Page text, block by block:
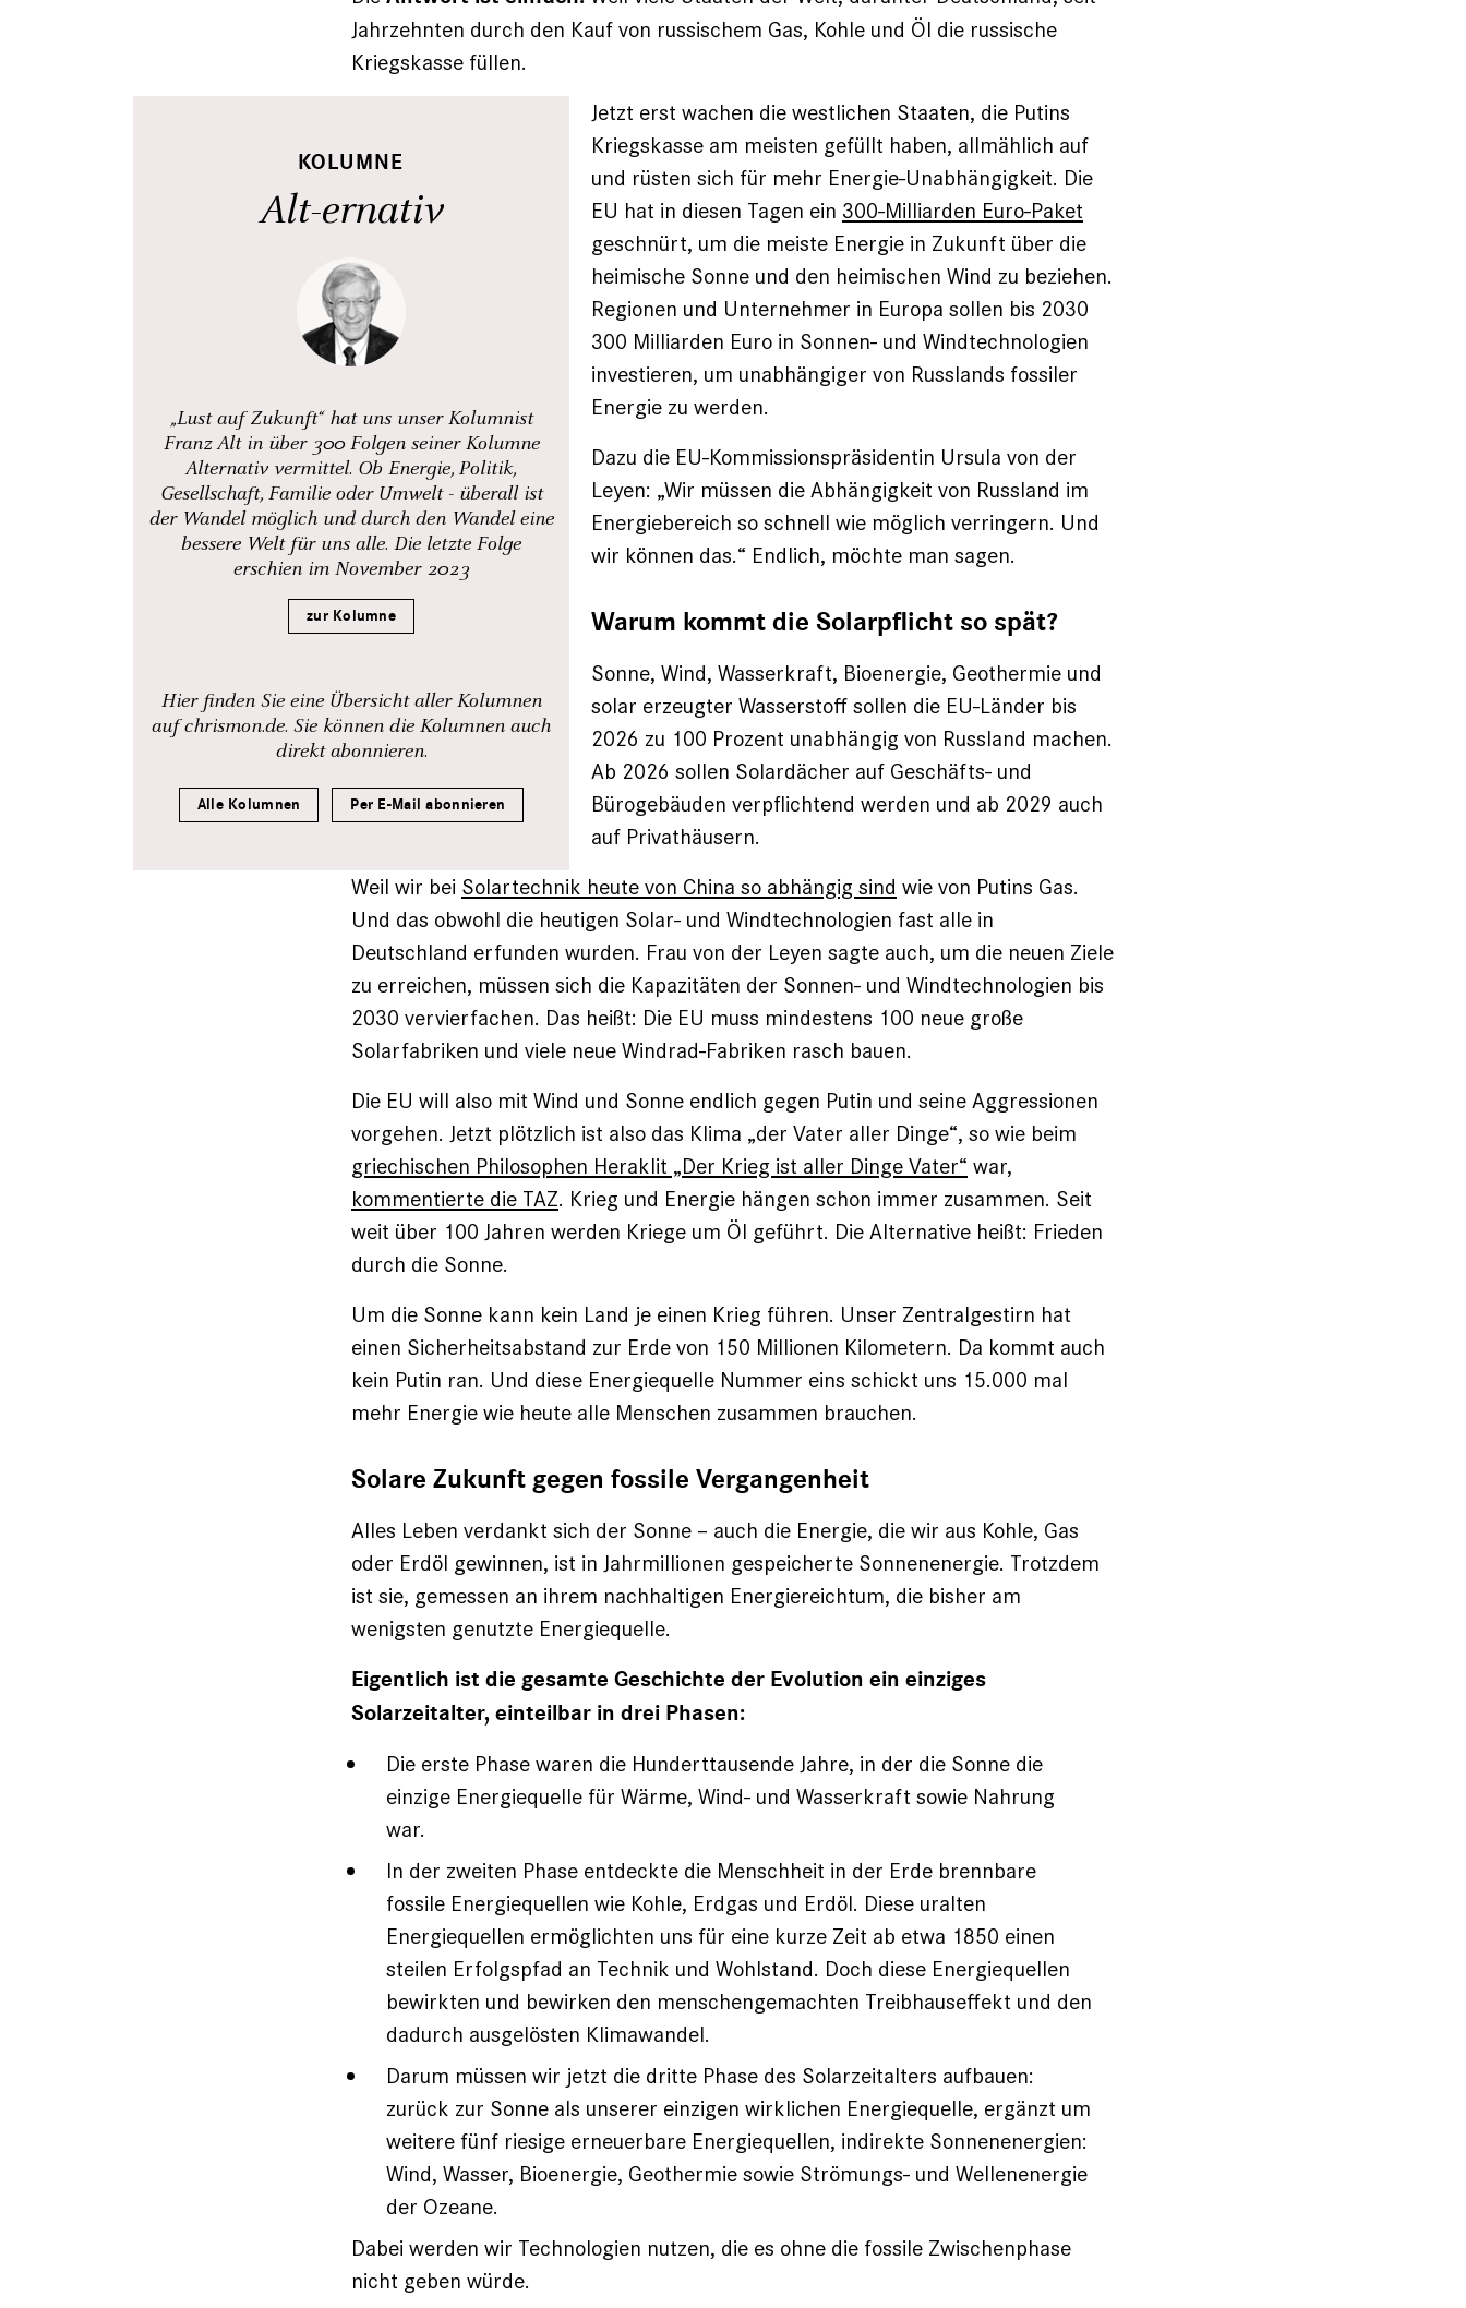
Jahrzehnten durch den Kauf von russischem Gas, Kohle und Öl die russische
Kriegskasse füllen.
KOLUMNE
Alt-ernativ
„Lust auf Zukunft“ hat uns unser Kolumnist
Franz Alt in über 300 Folgen seiner Kolumne
Alternativ vermittel. Ob Energie, Politik,
Gesellschaft, Familie oder Umwelt - überall ist
der Wandel möglich und durch den Wandel eine
bessere Welt für uns alle. Die letzte Folge
erschien im November 2023
zur Kolumne
Hier finden Sie eine Übersicht aller Kolumnen
auf chrismon.de. Sie können die Kolumnen auch
direkt abonnieren.
Alle Kolumnen Per E-Mail abonnieren
Jetzt erst wachen die westlichen Staaten, die Putins
Kriegskasse am meisten gefüllt haben, allmählich auf
und rüsten sich für mehr Energie-Unabhängigkeit. Die
EU hat in diesen Tagen ein 300-Milliarden Euro-Paket
geschnürt, um die meiste Energie in Zukunft über die
heimische Sonne und den heimischen Wind zu beziehen.
Regionen und Unternehmer in Europa sollen bis 2030
300 Milliarden Euro in Sonnen- und Windtechnologien
investieren, um unabhängiger von Russlands fossiler
Energie zu werden.
Dazu die EU-Kommissionspräsidentin Ursula von der
Leyen: „Wir müssen die Abhängigkeit von Russland im
Energiebereich so schnell wie möglich verringern. Und
wir können das.“ Endlich, möchte man sagen.
Warum kommt die Solarpflicht so spät?
Sonne, Wind, Wasserkraft, Bioenergie, Geothermie und
solar erzeugter Wasserstoff sollen die EU-Länder bis
2026 zu 100 Prozent unabhängig von Russland machen.
Ab 2026 sollen Solardächer auf Geschäfts- und
Bürogebäuden verpflichtend werden und ab 2029 auch
auf Privathäusern.
Weil wir bei Solartechnik heute von China so abhängig sind wie von Putins Gas.
Und das obwohl die heutigen Solar- und Windtechnologien fast alle in
Deutschland erfunden wurden. Frau von der Leyen sagte auch, um die neuen Ziele
zu erreichen, müssen sich die Kapazitäten der Sonnen- und Windtechnologien bis
2030 vervierfachen. Das heißt: Die EU muss mindestens 100 neue große
Solarfabriken und viele neue Windrad-Fabriken rasch bauen.
Die EU will also mit Wind und Sonne endlich gegen Putin und seine Aggressionen
vorgehen. Jetzt plötzlich ist also das Klima „der Vater aller Dinge“, so wie beim
griechischen Philosophen Heraklit „Der Krieg ist aller Dinge Vater“ war,
kommentierte die TAZ. Krieg und Energie hängen schon immer zusammen. Seit
weit über 100 Jahren werden Kriege um Öl geführt. Die Alternative heißt: Frieden
durch die Sonne.
Um die Sonne kann kein Land je einen Krieg führen. Unser Zentralgestirn hat
einen Sicherheitsabstand zur Erde von 150 Millionen Kilometern. Da kommt auch
kein Putin ran. Und diese Energiequelle Nummer eins schickt uns 15.000 mal
mehr Energie wie heute alle Menschen zusammen brauchen.
Solare Zukunft gegen fossile Vergangenheit
Alles Leben verdankt sich der Sonne – auch die Energie, die wir aus Kohle, Gas
oder Erdöl gewinnen, ist in Jahrmillionen gespeicherte Sonnenenergie. Trotzdem
ist sie, gemessen an ihrem nachhaltigen Energiereichtum, die bisher am
wenigsten genutzte Energiequelle.
Eigentlich ist die gesamte Geschichte der Evolution ein einziges
Solarzeitalter, einteilbar in drei Phasen:
Die erste Phase waren die Hunderttausende Jahre, in der die Sonne die
einzige Energiequelle für Wärme, Wind- und Wasserkraft sowie Nahrung
war.
In der zweiten Phase entdeckte die Menschheit in der Erde brennbare
fossile Energiequellen wie Kohle, Erdgas und Erdöl. Diese uralten
Energiequellen ermöglichten uns für eine kurze Zeit ab etwa 1850 einen
steilen Erfolgspfad an Technik und Wohlstand. Doch diese Energiequellen
bewirkten und bewirken den menschengemachten Treibhauseffekt und den
dadurch ausgelösten Klimawandel.
Darum müssen wir jetzt die dritte Phase des Solarzeitalters aufbauen:
zurück zur Sonne als unserer einzigen wirklichen Energiequelle, ergänzt um
weitere fünf riesige erneuerbare Energiequellen, indirekte Sonnenenergien:
Wind, Wasser, Bioenergie, Geothermie sowie Strömungs- und Wellenenergie
der Ozeane.
Dabei werden wir Technologien nutzen, die es ohne die fossile Zwischenphase
nicht geben würde.